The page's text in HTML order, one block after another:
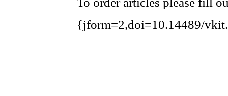
{jform=2,doi=10.14489/